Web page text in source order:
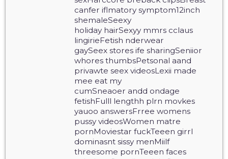
canfer iflmatory symptom12inch
shemaleSeexy
holiday hairSexyy mmrs cclaus
lingirieFetish nderwear
gaySeex stores ife sharingSeniior
whores thumbsPetsonal aand
privawte seex videosLexii made
mee eat my
cumSneaoer andd ondage
fetishFulll lengthh plrn movkes
yauoo answersFrree womens
pussy videosWomen matre
pornMoviestar fuckTeeen girrl
dominasnt sissy menMiilf
threesome pornTeeen faces